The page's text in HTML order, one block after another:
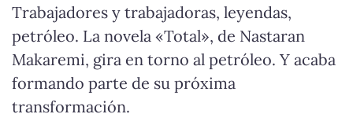
Trabajadores y trabajadoras, leyendas,
petróleo. La novela «Total», de Nastaran
Makaremi, gira en torno al petróleo. Y acaba
formando parte de su próxima
transformación.